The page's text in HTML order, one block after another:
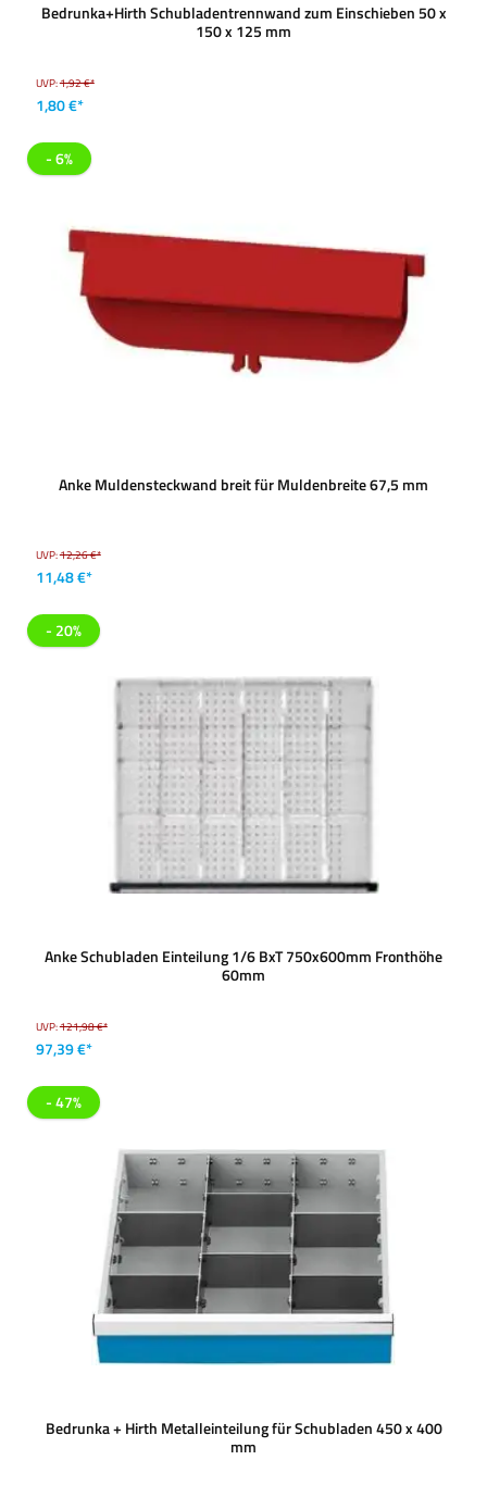
Bedrunka+Hirth Schubladentrennwand zum Einschieben 50 x
150 x 125 mm
UVP:1,92 €*
1,80 €*
- 6%
Anke Muldensteckwand breit für Muldenbreite 67,5 mm
UVP:12,26 €*
11,48 €*
- 20%
Anke Schubladen Einteilung 1/6 BxT 750x600mm Fronthöhe
60mm
UVP:121,98 €*
97,39 €*
- 47%
Bedrunka + Hirth Metalleinteilung für Schubladen 450 x 400
mm